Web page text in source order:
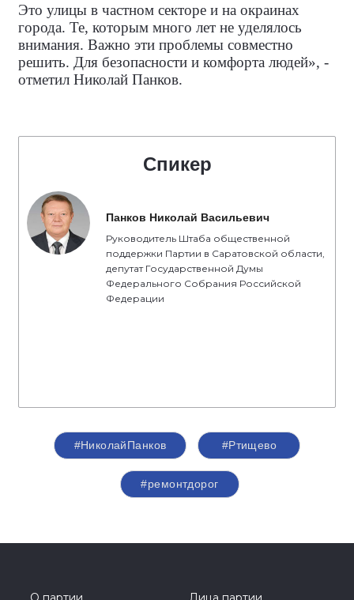
Это улицы в частном секторе и на окраинах
города. Те, которым много лет не уделялось
внимания. Важно эти проблемы совместно
решить. Для безопасности и комфорта людей», -
отметил Николай Панков.
Спикер
Панков Николай Васильевич
Руководитель Штаба общественной
поддержки Партии в Саратовской области,
депутат Государственной Думы
Федерального Собрания Российской
Федерации
#НиколайПанков #Ртищево
#ремонтдорог